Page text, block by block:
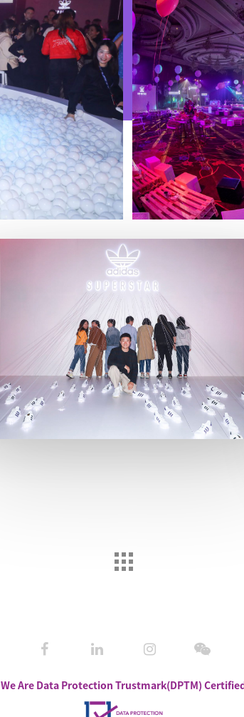
We Are Data Protection Trustmark(DPTM)